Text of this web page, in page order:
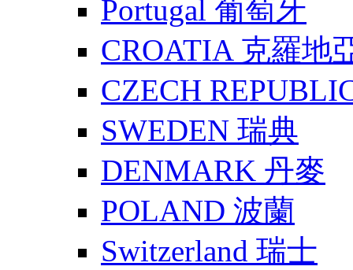
Portugal 葡萄牙
CROATIA 克羅地
CZECH
SWEDEN 瑞典
DENMARK 丹麥
POLAND 波蘭
Switzerland 瑞士